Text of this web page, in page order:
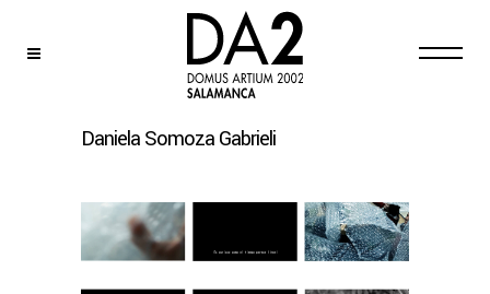
Daniela Somoza Gabrieli